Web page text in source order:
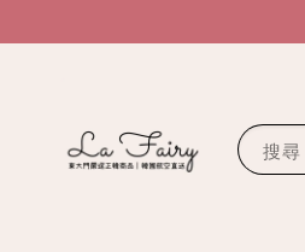
搜尋